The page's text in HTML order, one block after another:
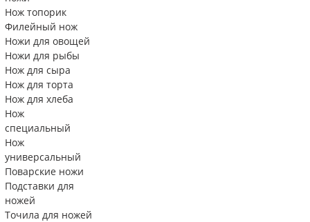
Нож топорик
Филейный нож
Ножи для овощей
Ножи для рыбы
Нож для сыра
Нож для торта
Нож для хлеба
Нож
специальный
Нож
универсальный
Поварские ножи
Подставки для
ножей
Точила для ножей